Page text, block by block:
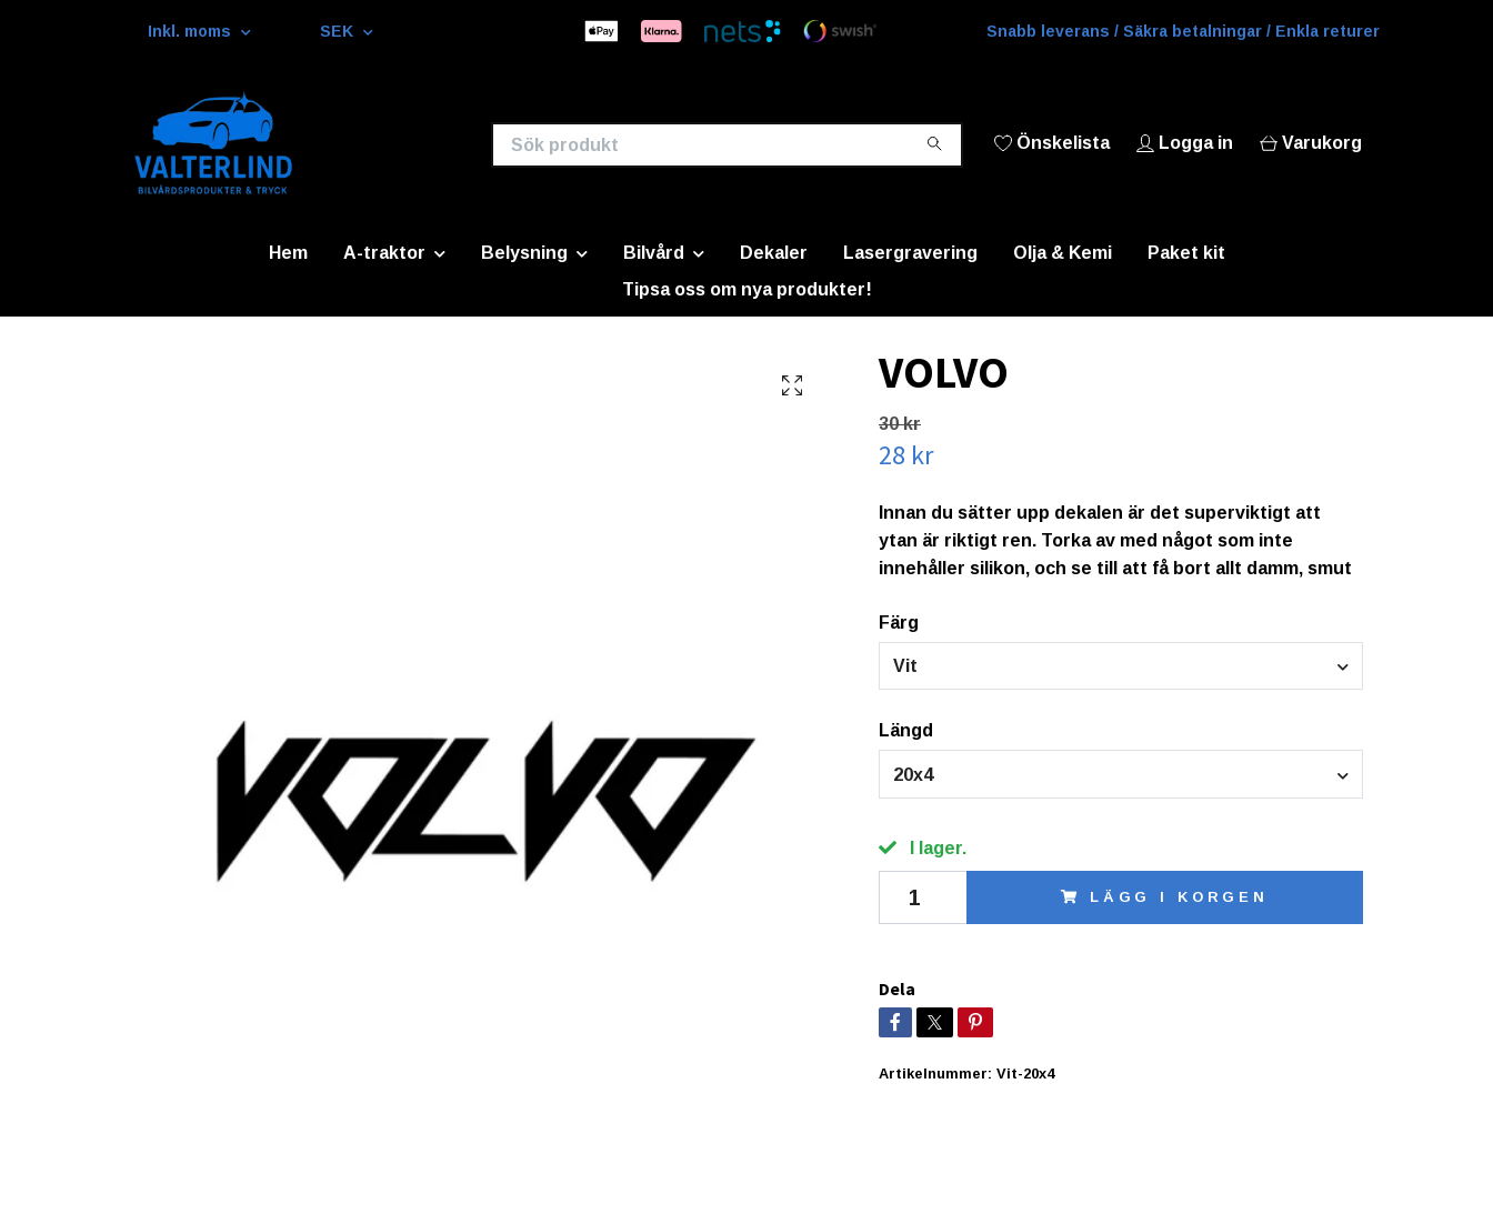
Inkl. moms SEK Snabb leverans / Säkra betalningar / Enkla returer
Önskelista Logga in Varukorg
Hem A-traktor Belysning Bilvård Dekaler Lasergravering Olja & Kemi
Paket kit
Tipsa oss om nya produkter!
VOLVO
30 kr
28 kr
Innan du sätter upp dekalen är det superviktigt att
ytan är riktigt ren. Torka av med något som inte
innehåller silikon, och se till att få bort allt damm, smut
Färg
Vit
Längd
20x4
I lager.
LÄGG I KORGEN
Dela
Artikelnummer: Vit-20x4